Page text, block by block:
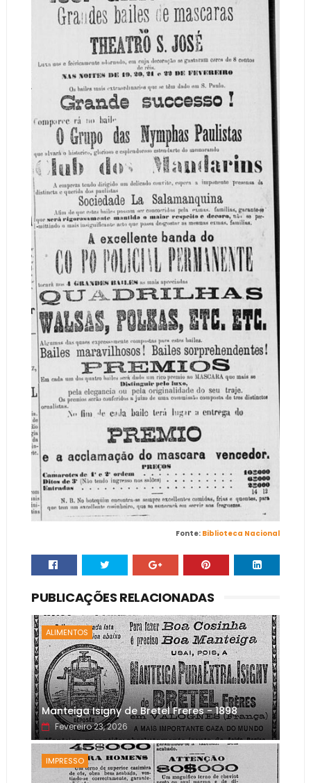
Fonte: Biblioteca Nacional
PUBLICAÇÕES RELACIONADAS
ALIMENTOS
Manteiga Isigny de Bretel Freres - 1898
Fevereiro 23, 2026
IMPRESSO